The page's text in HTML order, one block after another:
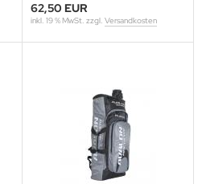
62,50 EUR
inkl. 19 % MwSt. zzgl. Versandkosten